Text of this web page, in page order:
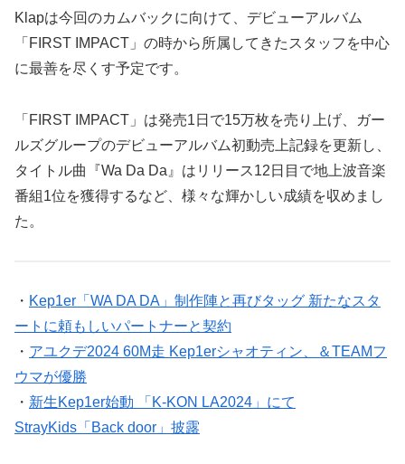
Klapは今回のカムバックに向けて、デビューアルバム
「FIRST IMPACT」の時から所属してきたスタッフを中心
に最善を尽くす予定です。
「FIRST IMPACT」は発売1日で15万枚を売り上げ、ガー
ルズグループのデビューアルバム初動売上記録を更新し、
タイトル曲『Wa Da Da』はリリース12日目で地上波音楽
番組1位を獲得するなど、様々な輝かしい成績を収めまし
た。
・ Kep1er「WA DA DA」制作陣と再びタッグ 新たなスタ
ートに頼もしいパートナーと契約
・ アユクデ2024 60M走 Kep1erシャオティン、＆TEAMフ
ウマが優勝
・ 新生Kep1er始動 「K-KON LA2024」にて
StrayKids「Back door」披露